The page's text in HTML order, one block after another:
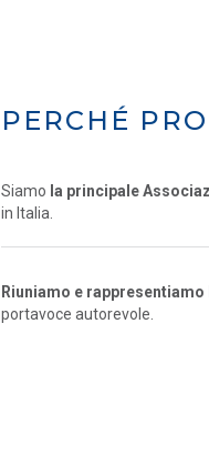
PERCHÉ
Siamo la principale
in Italia.
Riuniamo e rappresentiamo
portavoce autorevole.